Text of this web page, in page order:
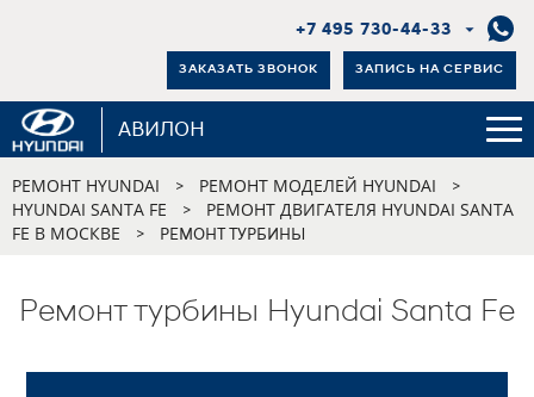
+7 495 730-44-33
ЗАКАЗАТЬ ЗВОНОК ЗАПИСЬ НА СЕРВИС
АВИЛОН
РЕМОНТ HYUNDAI > РЕМОНТ МОДЕЛЕЙ HYUNDAI >
HYUNDAI SANTA FE >
РЕМОНТ ДВИГАТЕЛЯ HYUNDAI SANTA
FE В МОСКВЕ
> РЕМОНТ ТУРБИНЫ
Ремонт турбины Hyundai Santa Fe